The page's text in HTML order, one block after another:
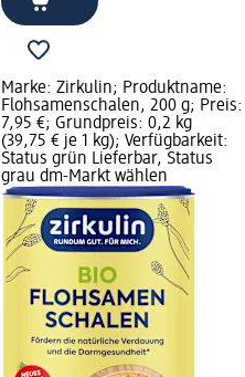
Marke: Zirkulin; Produktname:
Flohsamenschalen, 200 g; Preis:
7,95 €; Grundpreis: 0,2 kg
(39,75 € je 1 kg); Verfügbarkeit:
Status grün Lieferbar, Status
grau dm-Markt wählen